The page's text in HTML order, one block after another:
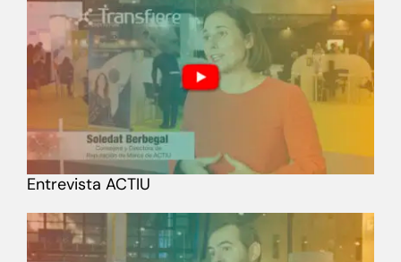
Entrevista ACTIU